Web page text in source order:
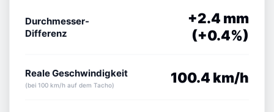
Durchmesser-
Differenz
+2.4 mm
(+0.4%)
Reale Geschwindigkeit
(bei 100 km/h auf dem Tacho) 100.4 km/h